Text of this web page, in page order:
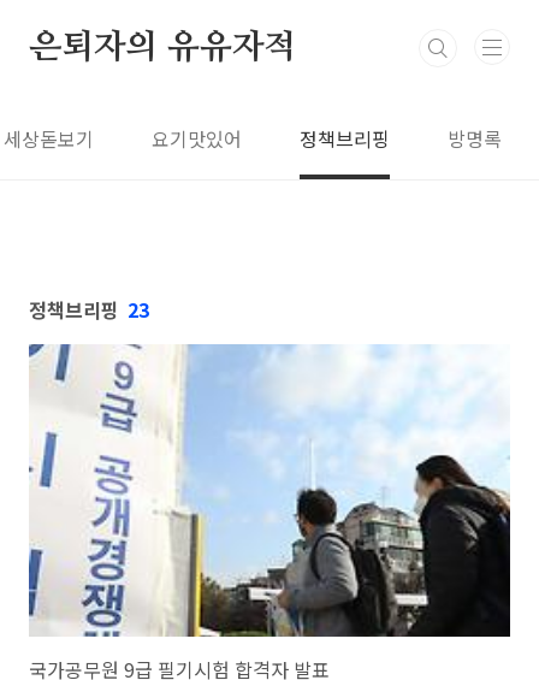
은퇴자의 유유자적
세상돋보기 요기맛있어 정책브리핑 방명록
정책브리핑 23
국가공무원 9급 필기시험 합격자 발표